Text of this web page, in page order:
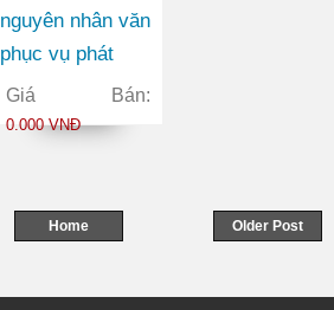
nguyên nhân văn
phục vụ phát
triển du lịch ở
thành phố Hồ Chí
Giá Bán:
0.000 VNĐ
Older Post
Home